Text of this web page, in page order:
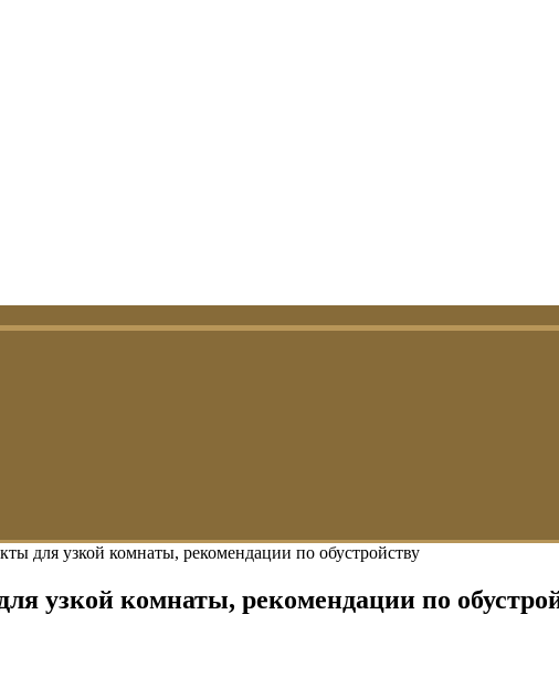
для узкой комнаты, рекомендации по обустройству
узкой комнаты, рекомендации по